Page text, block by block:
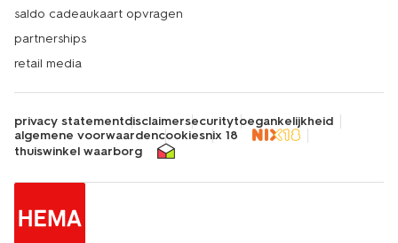
saldo cadeaukaart opvragen
partnerships
retail media
privacy statementdisclaimersecuritytoegankelijkheid
algemene voorwaardencookiesnix 18
thuiswinkel waarborg